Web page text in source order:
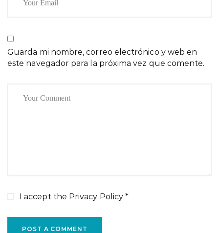
Guarda mi nombre, correo electrónico y web en
este navegador para la próxima vez que comente.
I accept the Privacy Policy*
POST A COMMENT